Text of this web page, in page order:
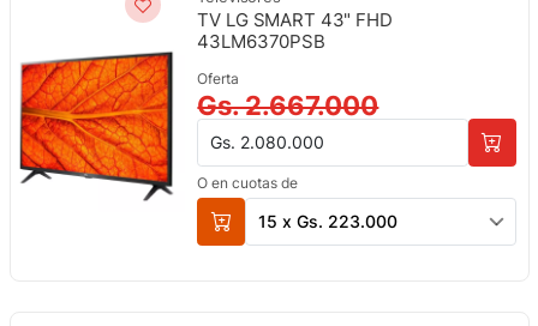
TV LG SMART 43" FHD
43LM6370PSB
Oferta
Gs. 2.667.000
Gs. 2.080.000
O en cuotas de
15 x Gs. 223.000